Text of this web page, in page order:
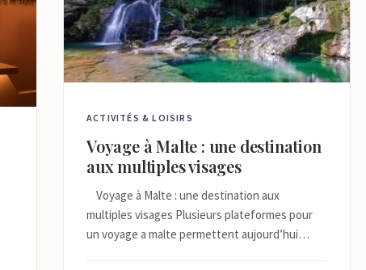
ACTIVITÉS & LOISIRS
Voyage à Malte : une destination
aux multiples visages
Voyage à Malte : une destination aux
multiples visages Plusieurs plateformes pour
un voyage a malte permettent aujourd’hui…